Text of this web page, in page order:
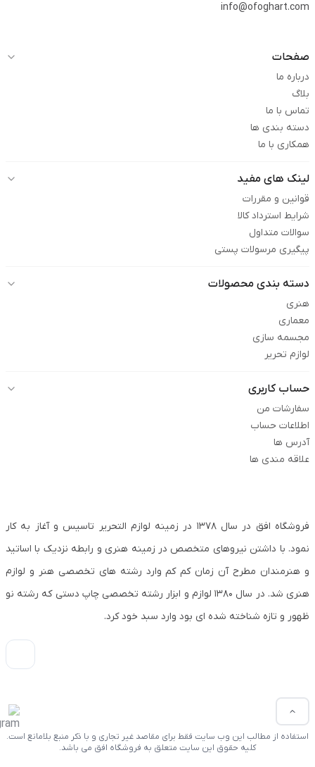
info@ofoghart.com
صفحات
درباره ما
بلاگ
تماس با ما
دسته بندی ها
همکاری با ما
لینک های مفید
قوانین و مقررات
شرایط استرداد کالا
سوالات متداول
پیگیری مرسولات پستی
دسته بندی محصولات
هنری
معماری
مجسمه سازی
لوازم تحریر
حساب کاربری
سفارشات من
اطلاعات حساب
آدرس ها
علاقه مندی ها
فروشگاه افق در سال ۱۳۷۸ در زمینه لوازم التحریر تاسیس و آغاز به کار
نمود. با داشتن نیروهای متخصص در زمینه هنری و رابطه نزدیک با اساتید
و هنرمندان مطرح آن زمان کم کم وارد رشته های تخصصی هنر و لوازم
هنری شد. در سال ۱۳۸۰ لوازم و ابزار رشته تخصصی چاپ دستی که رشته نو
ظهور و تازه شناخته شده ای بود وارد سبد خود کرد.
استفاده از مطالب این وب سایت فقط برای مقاصد غیر تجاری و با ذکر منبع بلامانع است.
کلیه حقوق این سایت متعلق به فروشگاه افق می باشد.